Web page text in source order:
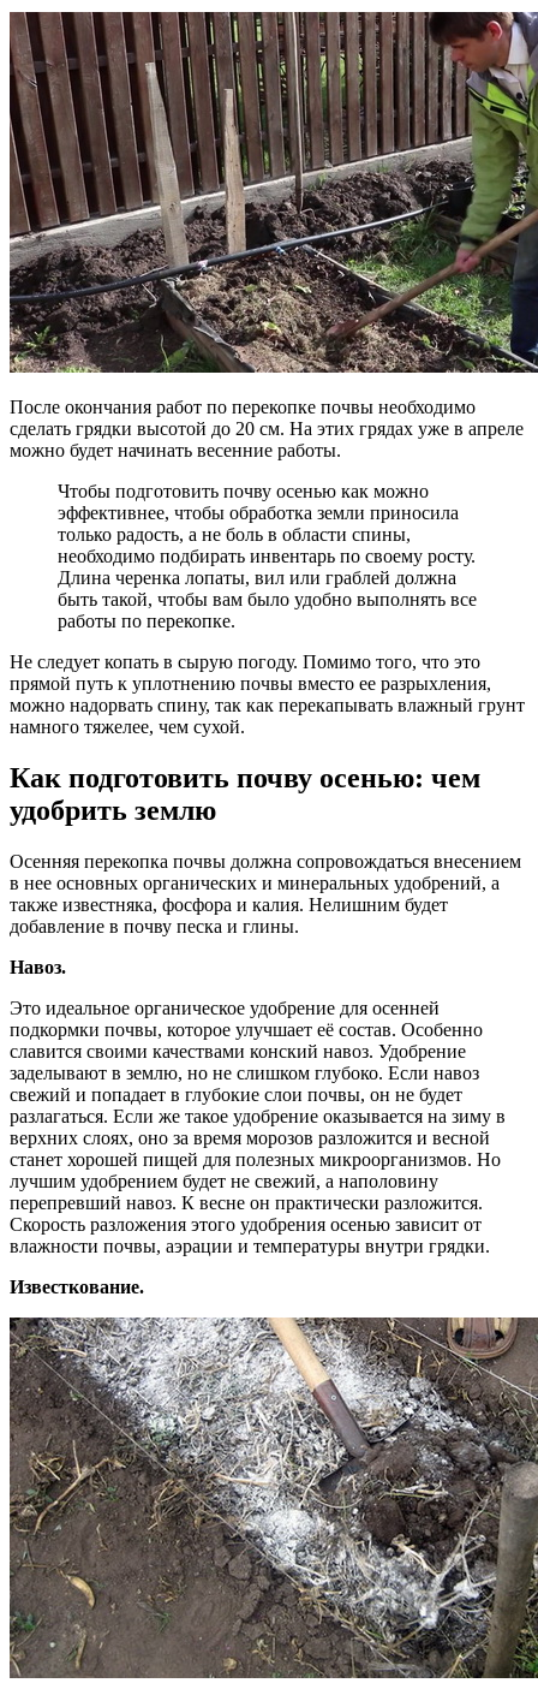
После окончания работ по перекопке почвы необходимо
сделать грядки высотой до 20 см. На этих грядах уже в апреле
можно будет начинать весенние работы.
Чтобы подготовить почву осенью как можно
эффективнее, чтобы обработка земли приносила
только радость, а не боль в области спины,
необходимо подбирать инвентарь по своему росту.
Длина черенка лопаты, вил или граблей должна
быть такой, чтобы вам было удобно выполнять все
работы по перекопке.
Не следует копать в сырую погоду. Помимо того, что это
прямой путь к уплотнению почвы вместо ее разрыхления,
можно надорвать спину, так как перекапывать влажный грунт
намного тяжелее, чем сухой.
Как подготовить почву осенью: чем
удобрить землю
Осенняя перекопка почвы должна сопровождаться внесением
в нее основных органических и минеральных удобрений, а
также известняка, фосфора и калия. Нелишним будет
добавление в почву песка и глины.
Навоз.
Это идеальное органическое удобрение для осенней
подкормки почвы, которое улучшает её состав. Особенно
славится своими качествами конский навоз. Удобрение
заделывают в землю, но не слишком глубоко. Если навоз
свежий и попадает в глубокие слои почвы, он не будет
разлагаться. Если же такое удобрение оказывается на зиму в
верхних слоях, оно за время морозов разложится и весной
станет хорошей пищей для полезных микроорганизмов. Но
лучшим удобрением будет не свежий, а наполовину
перепревший навоз. К весне он практически разложится.
Скорость разложения этого удобрения осенью зависит от
влажности почвы, аэрации и температуры внутри грядки.
Известкование.